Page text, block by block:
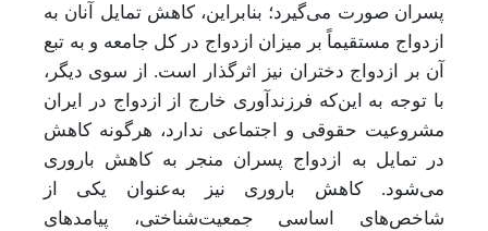
پسران صورت می‌گیرد؛ بنابراین، کاهش تمایل آنان به
ازدواج مستقیماً بر میزان ازدواج در کل جامعه و به تبع
آن بر ازدواج دختران نیز اثرگذار است. از سوی دیگر،
با توجه به این‌که فرزندآوری خارج از ازدواج در ایران
مشروعیت حقوقی و اجتماعی ندارد، هرگونه کاهش
در تمایل به ازدواج پسران منجر به کاهش باروری
می‌شود. کاهش باروری نیز به‌عنوان یکی از
شاخص‌های اساسی جمعیت‌شناختی، پیامدهای